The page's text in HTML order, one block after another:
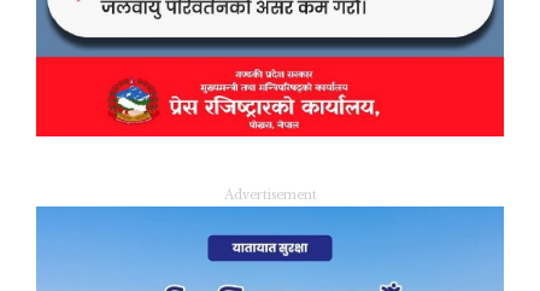
Advertisement